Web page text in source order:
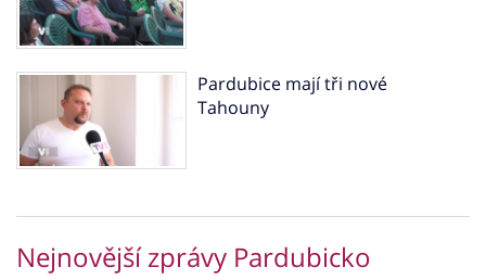
Pardubice mají tři nové
Tahouny
Nejnovější zprávy Pardubicko